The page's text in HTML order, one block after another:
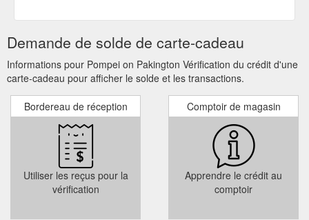
Demande de solde de carte-cadeau
Informations pour Pompei on Pakington Vérification du crédit d'une
carte-cadeau pour afficher le solde et les transactions.
Bordereau de réception
Utiliser les reçus pour la
vérification
Comptoir de magasin
Apprendre le crédit au
comptoir